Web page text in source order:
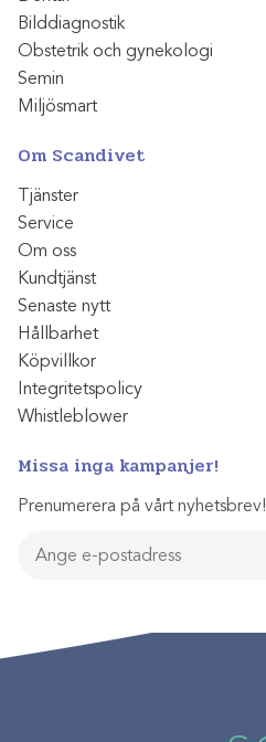
Bilddiagnostik
Obstetrik och gynekologi
Semin
Miljösmart
Om Scandivet
Tjänster
Service
Om oss
Kundtjänst
Senaste nytt
Hållbarhet
Köpvillkor
Integritetspolicy
Whistleblower
Missa inga kampanjer!
Prenumerera på vårt nyhetsbrev!